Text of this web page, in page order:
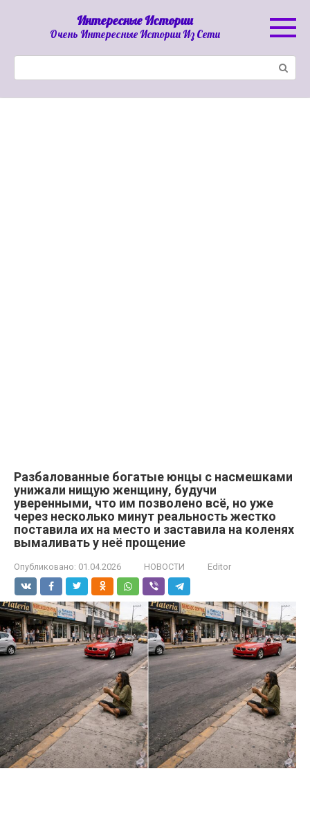
Интересные Истории
Очень Интересные Истории Из Сети
Разбалованные богатые юнцы с насмешками
унижали нищую женщину, будучи
уверенными, что им позволено всё, но уже
через несколько минут реальность жестко
поставила их на место и заставила на коленях
вымаливать у неё прощение
Опубликовано: 01.04.2026 НОВОСТИ Editor